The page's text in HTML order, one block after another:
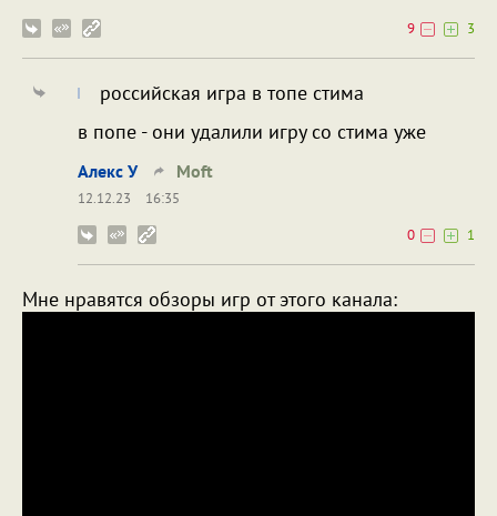
9
3
российская игра в топе стима
в попе - они удалили игру со стима уже
Алекс У Moft
12.12.23
16:35
0
1
Мне нравятся обзоры игр от этого канала: